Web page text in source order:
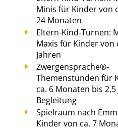
Minis für Kinder von
24 Monaten
Eltern-Kind-Turnen:
Maxis für Kinder von
Jahren
Zwergensprache®-
Themenstunden für
ca. 6 Monaten bis 2,5
Begleitung
Spielraum nach
Kinder von ca. 7